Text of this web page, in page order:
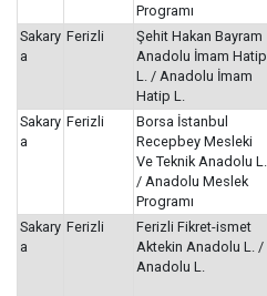
Programı
Sakary
a
Ferizli
Şehit Hakan Bayram
Anadolu İmam Hatip
L. / Anadolu İmam
Hatip L.
Sakary
a
Ferizli
Borsa İstanbul
Recepbey Mesleki
Ve Teknik Anadolu L.
/ Anadolu Meslek
Programı
Sakary
a
Ferizli
Ferizli Fikret-ismet
Aktekin Anadolu L. /
Anadolu L.